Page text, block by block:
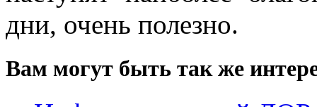
дни, очень полезно.
Вам могут быть так же